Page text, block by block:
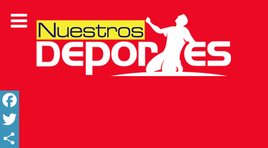
Facebook
Twitter